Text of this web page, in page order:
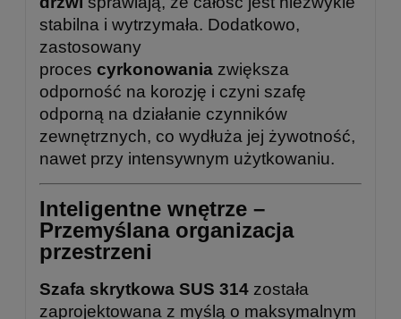
stabilna i wytrzymała. Dodatkowo,
zastosowany
proces cyrkonowania zwiększa
odporność na korozję i czyni szafę
odporną na działanie czynników
zewnętrznych, co wydłuża jej żywotność,
nawet przy intensywnym użytkowaniu.
Inteligentne wnętrze –
Przemyślana organizacja
przestrzeni
Szafa skrytkowa SUS 314 została
zaprojektowana z myślą o maksymalnym